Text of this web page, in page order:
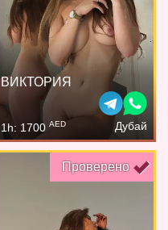
ВИКТОРИЯ
1h: 1700 AED Дубай
Проверено